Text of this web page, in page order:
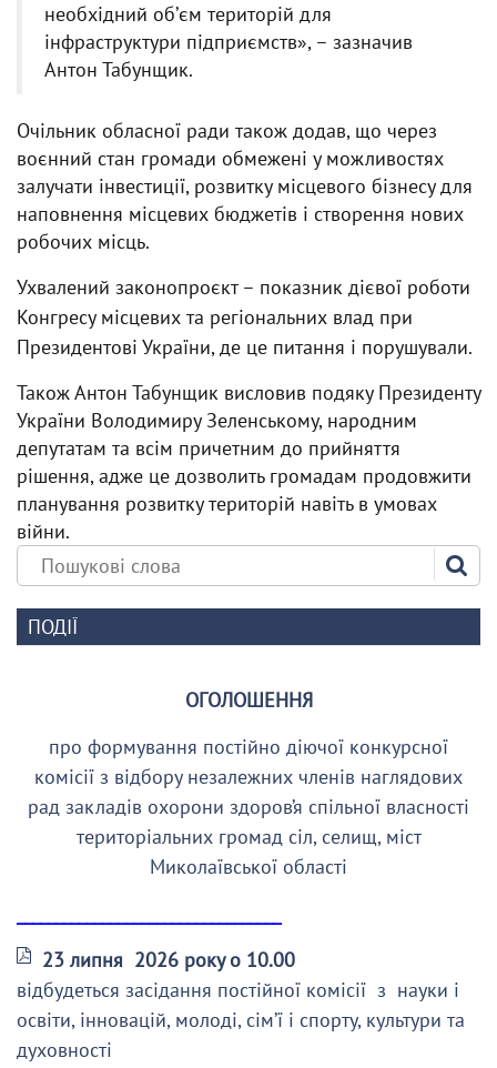
необхідний обʼєм територій для
інфраструктури підприємств», – зазначив
Антон Табунщик.
Очільник обласної ради також додав, що через
воєнний стан громади обмежені у можливостях
залучати інвестиції, розвитку місцевого бізнесу для
наповнення місцевих бюджетів і створення нових
робочих місць.
Ухвалений законопроєкт – показник дієвої роботи
Конгресу місцевих та регіональних влад при
Президентові України, де це питання і порушували.
Також Антон Табунщик висловив подяку Президенту
України Володимиру Зеленському, народним
депутатам та всім причетним до прийняття
рішення, адже це дозволить громадам продовжити
планування розвитку територій навіть в умовах
війни.
ПОДІЇ
ОГОЛОШЕННЯ
про формування постійно діючої конкурсної
комісії з відбору незалежних членів наглядових
рад закладів охорони здоров’я спільної власності
територіальних громад сіл, селищ, міст
Миколаївської області
23 липня 2026 року о 10.00
відбудеться засідання постійної комісії з науки і
освіти, інновацій, молоді, сім’ї і спорту, культури та
духовності